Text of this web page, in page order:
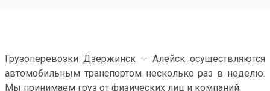
Грузоперевозки Дзержинск — Алейск осуществляются
автомобильным транспортом несколько раз в неделю.
Мы принимаем груз от физических лиц и компаний.